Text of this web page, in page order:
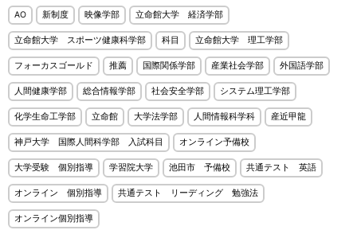
AO 新制度 映像学部 立命館大学 経済学部
立命館大学 スポーツ健康科学部 科目 立命館大学 理工学部
フォーカスゴールド 推薦 国際関係学部 産業社会学部 外国語学部
人間健康学部 総合情報学部 社会安全学部 システム理工学部
化学生命工学部 立命館 大学法学部 人間情報科学科 産近甲龍
神戸大学 国際人間科学部 入試科目 オンライン予備校
大学受験 個別指導 学習院大学 池田市 予備校 共通テスト 英語
オンライン 個別指導 共通テスト リーディング 勉強法
オンライン個別指導